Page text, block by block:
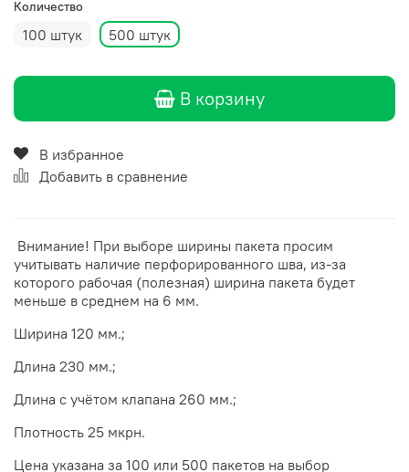
Количество
100 штук 500 штук
В корзину
В избранное
Добавить в сравнение
Внимание! При выборе ширины пакета просим
учитывать наличие перфорированного шва, из-за
которого рабочая (полезная) ширина пакета будет
меньше в среднем на 6 мм.
Ширина 120 мм.;
Длина 230 мм.;
Длина с учётом клапана 260 мм.;
Плотность 25 мкрн.
Цена указана за 100 или 500 пакетов на выбор